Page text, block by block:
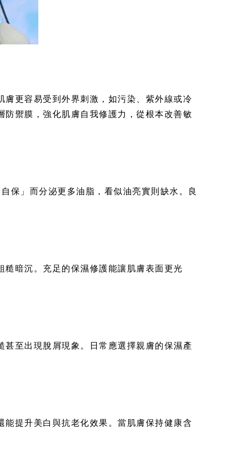
更容易受到外界刺激，如污染、紫外線或冷
禦膜，強化肌膚自我修護力，從根本改善敏
保」而分泌更多油脂，看似油亮實則缺水。良
暗沉。充足的保濕修護能讓肌膚表面更光
至出現脫屑現象。日常應選擇親膚的保濕產
提升美白與抗老化效果。當肌膚保持健康含